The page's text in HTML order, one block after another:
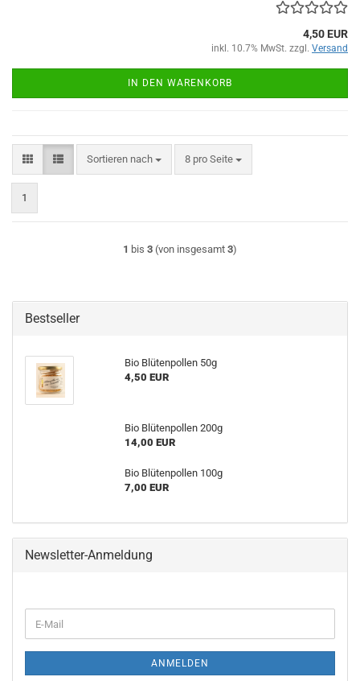
4,50 EUR
inkl. 10.7% MwSt. zzgl. Versand
IN DEN WARENKORB
Sortieren nach
Sortieren nach 8 pro Seite
pro Seite
1
1 bis 3 (von insgesamt 3)
Bestseller
Bio Blütenpollen 50g
4,50 EUR
Bio Blütenpollen 200g
14,00 EUR
Bio Blütenpollen 100g
7,00 EUR
Newsletter-Anmeldung
ZUR
E-
Mail
ANMELDEN